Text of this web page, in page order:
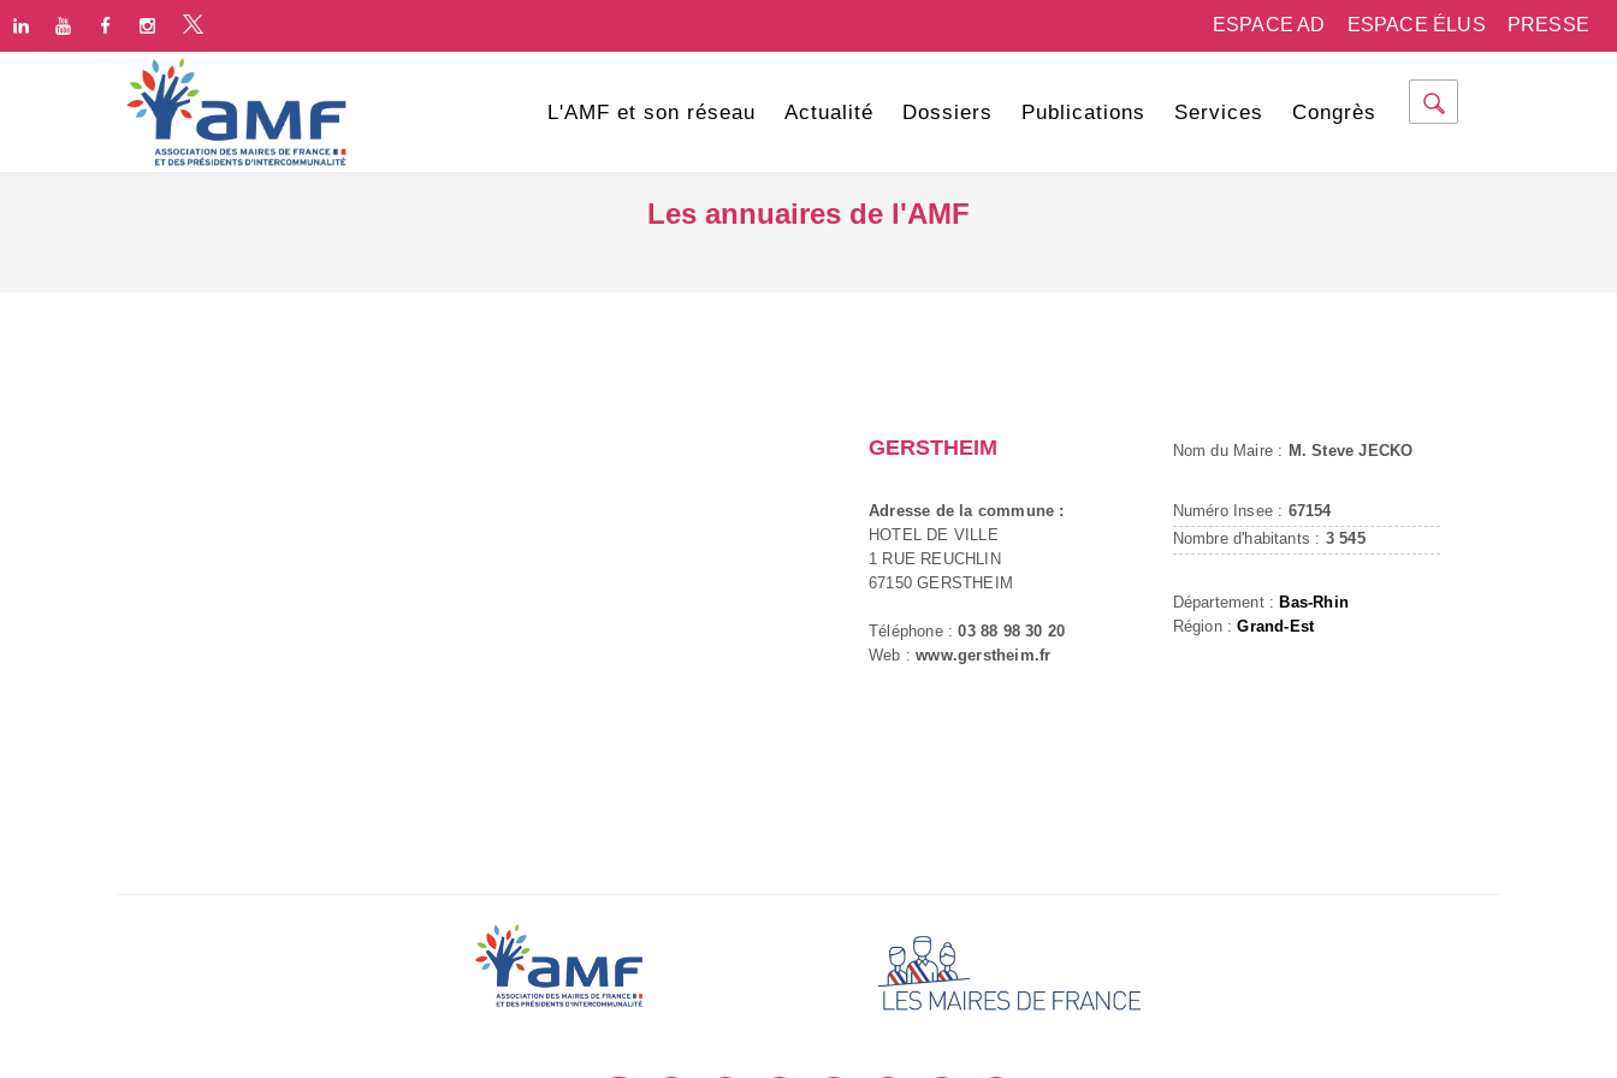
PRESSE
ESPACE ÉLUS
ESPACE AD
L'AMF et son réseau Actualité Dossiers Publications Services Congrès
Les annuaires de l'AMF
GERSTHEIM
Adresse de la commune :
HOTEL DE VILLE
1 RUE REUCHLIN
67150 GERSTHEIM
Téléphone :03 88 98 30 20
Web :www.gerstheim.fr
Nom du Maire : M. Steve JECKO
Numéro Insee : 67154
Nombre d'habitants : 3 545
Département : Bas-Rhin
Région :Grand-Est